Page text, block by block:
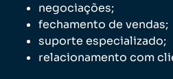
negociações;
fechamento de vendas;
suporte especializado;
relacionamento com